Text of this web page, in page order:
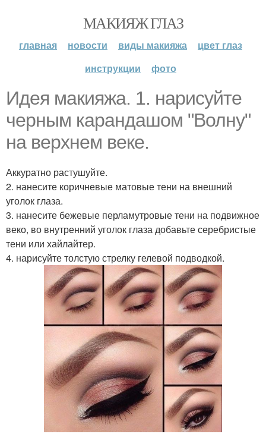
МАКИЯЖ ГЛАЗ
главная новости виды макияжа
цвет глаз
инструкции
фото
Идея макияжа. 1. нарисуйте
черным карандашом "Волну"
на верхнем веке.
Аккуратно растушуйте.
2. нанесите коричневые матовые тени на внешний
уголок глаза.
3. нанесите бежевые перламутровые тени на подвижное
веко, во внутренний уголок глаза добавьте серебристые
тени или хайлайтер.
4. нарисуйте толстую стрелку гелевой подводкой.